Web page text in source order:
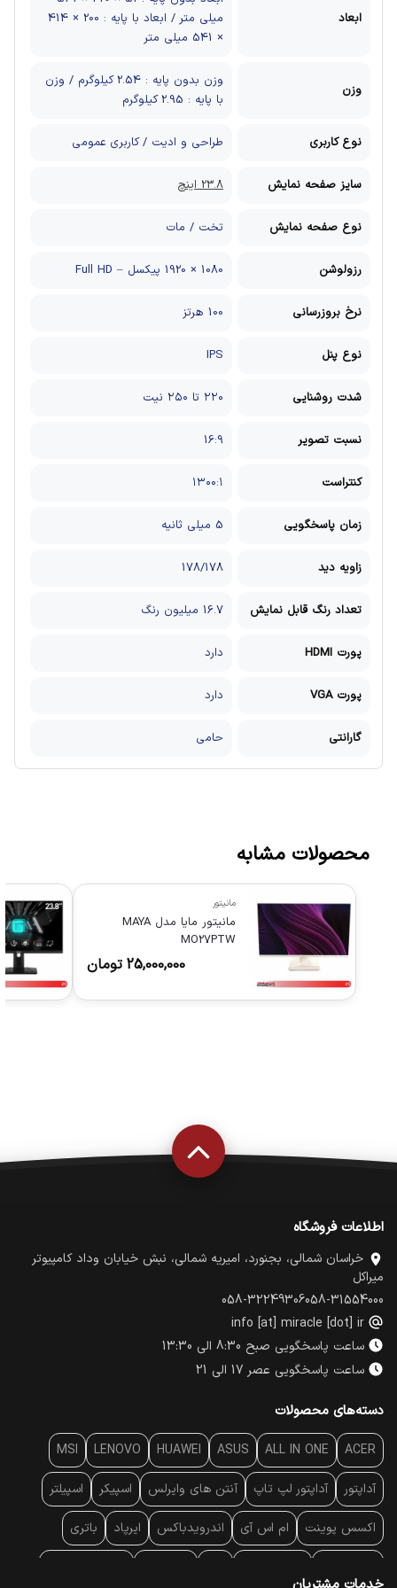
ابعاد
میلی متر / ابعاد با پایه : 200 × 414
× 541 میلی متر
وزن
وزن بدون پایه : 2.54 کیلوگرم / وزن
با پایه : 2.95 کیلوگرم
نوع کاربری طراحی و ادیت / کاربری عمومی
سایز صفحه نمایش 23.8 اینچ
نوع صفحه نمایش تخت / مات
رزولوشن 1080 × 1920 پیکسل – Full HD
نرخ بروزرسانی 100 هرتز
نوع پنل IPS
شدت روشنایی ۲۲۰ تا ۲۵۰ نیت
نسبت تصویر 16:9
کنتراست ۱۳۰۰:۱
زمان پاسخگویی 5 میلی ثانیه
زاویه دید 178/178
تعداد رنگ قابل نمایش 16.7 میلیون رنگ
پورت HDMI دارد
پورت VGA دارد
گارانتی حامی
محصولات مشابه
مانیتور
مانیتور مایا مدل MAYA
MO27PTW
25,000,000 تومان
اطلاعات فروشگاه
خراسان شمالی، بجنورد، امیریه شمالی، نبش خیابان وداد کامپیوتر
میراکل
058-31554000
058-32249306
info [at] miracle [dot] ir
ساعت پاسخگویی صبح 8:30 الی 13:30
ساعت پاسخگویی عصر 17 الی 21
دسته‌های محصولات
ACER
ALL IN ONE
ASUS
HUAWEI
LENOVO
MSI
آداپتور آداپتور لپ تاپ آنتن‌ های وایرلس اسپیکر اسپیلتر
اکسس پوینت ام اس آی اندرویدباکس ایرپاد باتری